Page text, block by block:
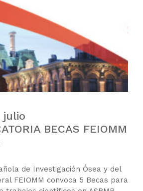
julio
BECAS FEIOMM
de Investigación Ósea y del
FEIOMM convoca 5 Becas para